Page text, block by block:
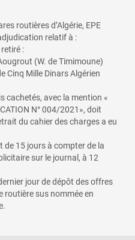
routières d’Algérie, EPE
relatif à :
:
(W. de Timimoune)
Cinq Mille Dinars Algérien
cachetés, avec la mention «
N° 004/2021», doit
du cahier des charges a eu
de 15 jours à compter de la
sur le journal, à 12
jour de dépôt des offres
routière sus nommée en